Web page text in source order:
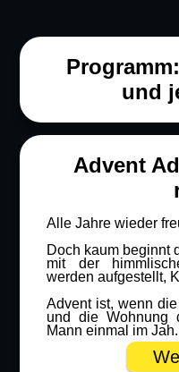
und
Advent
Alle Jahre wieder
Doch kaum beginnt
mit der
werden aufgestellt,
Advent ist, wenn
und die Wohnung
Mann einmal im